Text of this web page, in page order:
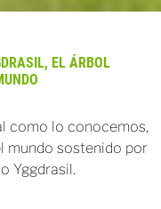
EL ÁRBOL
como lo conocemos,
mundo sostenido por
Yggdrasil.